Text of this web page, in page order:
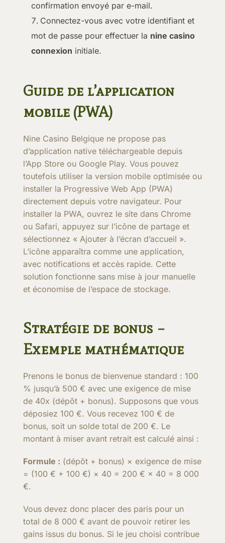
confirmation envoyé par e-mail.
Connectez-vous avec votre identifiant et
mot de passe pour effectuer la nine casino
connexion initiale.
Guide de l’application
mobile (PWA)
Nine Casino Belgique ne propose pas
d’application native téléchargeable depuis
l’App Store ou Google Play. Vous pouvez
toutefois utiliser la version mobile optimisée ou
installer la Progressive Web App (PWA)
directement depuis votre navigateur. Pour
installer la PWA, ouvrez le site dans Chrome
ou Safari, appuyez sur l’icône de partage et
sélectionnez « Ajouter à l’écran d’accueil ».
L’icône apparaîtra comme une application,
avec notifications et accès rapide. Cette
solution fonctionne sans mise à jour manuelle
et économise de l’espace de stockage.
Stratégie de bonus –
Exemple mathématique
Prenons le bonus de bienvenue standard : 100
% jusqu’à 500 € avec une exigence de mise
de 40x (dépôt + bonus). Supposons que vous
déposiez 100 €. Vous recevez 100 € de
bonus, soit un solde total de 200 €. Le
montant à miser avant retrait est calculé ainsi :
Formule : (dépôt + bonus) × exigence de mise
= (100 € + 100 €) × 40 = 200 € × 40 = 8 000
€.
Vous devez donc placer des paris pour un
total de 8 000 € avant de pouvoir retirer les
gains issus du bonus. Si le jeu choisi contribue